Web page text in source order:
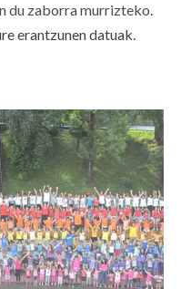
du zaborra murrizteko.
erantzunen datuak.